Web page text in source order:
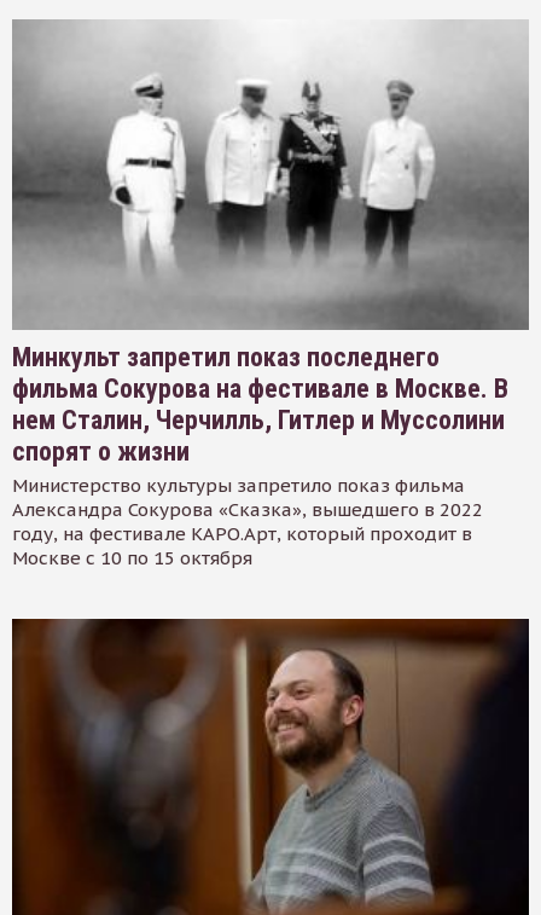
Минкульт запретил показ последнего
фильма Сокурова на фестивале в Москве. В
нем Сталин, Черчилль, Гитлер и Муссолини
спорят о жизни
Министерство культуры запретило показ фильма
Александра Сокурова «Сказка», вышедшего в 2022
году, на фестивале КАРО.Арт, который проходит в
Москве с 10 по 15 октября